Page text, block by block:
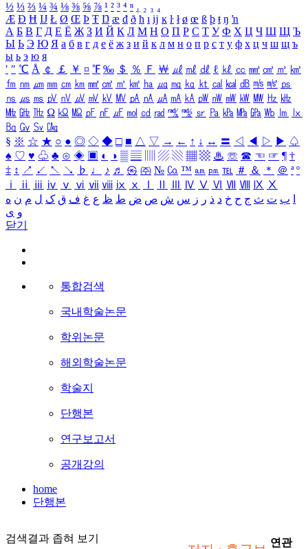
½ ⅓ ⅔ ¼ ¾ ⅛ ⅜ ⅝ ⅞ ¹ ² ³ ⁴ ⁿ ₁ ₂ ₃ ₄
Æ Ð Ħ Ĳ Ł Ø Œ Þ Ŧ Ŋ æ đ ð ħ ı ĳ ĸ ŀ ł ø œ ß þ ŧ ŋ ŉ
А Б В Г Д Е Ё Ж З И Й К Л М Н О П Р С Т У Ф Х Ц Ч Ш Щ Ъ
Ы Ь Э Ю Я а б в г д е ё ж з и й к л м н о п р с т у ф х ц ч ш щ ъ
ы ь э ю я
′ ″ ℃ Å ￠ ￡ ￥ ¤ ℉ ‰ ＄ ％ Ｆ ￦ ㎕ ㎖ ㎗ ℓ ㎘ ㏄ ㎣ ㎤ ㎥ ㎦
㎙ ㎚ ㎛ ㎜ ㎝ ㎞ ㎟ ㎠ ㎡ ㎢ ㏊ ㎍ ㎎ ㎏ ㏏ ㎈ ㎉ ㏈ ㎧ ㎨ ㎰
㎱ ㎲ ㎳ ㎴ ㎵ ㎶ ㎷ ㎸ ㎹ ㎀ ㎁ ㎂ ㎃ ㎄ ㎺ ㎻ ㎽ ㎾ ㎿ ㎐ ㎑
㎒ ㎓ ㎔ Ω ㏀ ㏁ ㎊ ㎋ ㎌ ㏖ ㏅ ㎭ ㎮ ㎯ ㏛ ㎩ ㎪ ㎫ ㎬ ㏝ ㏐
㏓
㏃ ㏉ ㏜ ㏆
§ ※ ☆ ★ ○ ● ◎ ◇ ◆ □ ■ △ ▽ → ← ↑ ↓ ↔ 〓 ◁ ◀ ▷ ▶ ♤
♠ ♡ ♥ ♧ ♣ ⊙ ◈ ▣ ◐ ◑ ▒ ▤ ▨ ▧ ▦ ▩ ♨ ☏ ☎ ☜ ☞ ¶ †
‡ ↕ ↗ ↙ ↖ ↘ ♭ ♩ ♪ ♬ ㉿ ㈜ № ㏇ ™ ㏂ ㏘ ℡ ＃ ＆ ＊ ＠ ª º
ⅰ
ⅱ ⅲ ⅳ ⅴ ⅵ ⅶ ⅷ ⅸ ⅹ Ⅳ Ⅴ Ⅵ Ⅶ Ⅷ Ⅸ Ⅹ
ب ت ث ج ح خ د ذ ر ز س ش ص ض ط ظ ع غ ف ق ک ل م ن ه
و ی
닫기
통합검색
국내학술논문
학위논문
해외학술논문
학술지
단행본
연구보고서
공개강의
home
단행본
검색결과 좁혀 보기
연관